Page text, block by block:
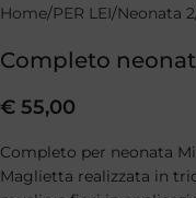
Home PER LEI Neonata
Completo
€ 55,00
Completo per neonata
Maglietta realizzata in